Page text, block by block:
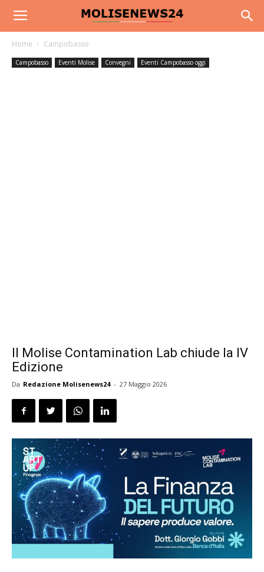
Home Campobasso
Campobasso Eventi Molise Convegni Eventi Campobasso oggi
Il Molise Contamination Lab chiude la IV
Edizione
Da Redazione Molisenews24 - 27 Maggio 2026